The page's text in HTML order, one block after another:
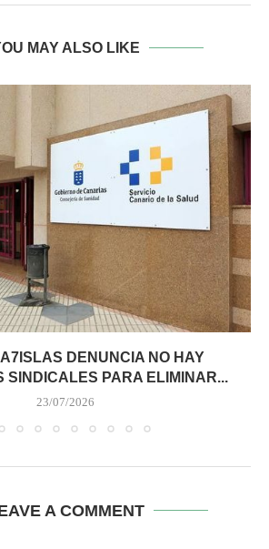
MAY ALSO LIKE
DENUNCIA NO HAY
SINDICALES PARA ELIMINAR...
23/07/2026
A COMMENT